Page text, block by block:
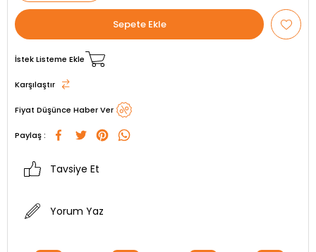
İstek Listeme Ekle
Karşılaştır
Fiyat Düşünce Haber Ver
Paylaş :
Tavsiye Et
Yorum Yaz